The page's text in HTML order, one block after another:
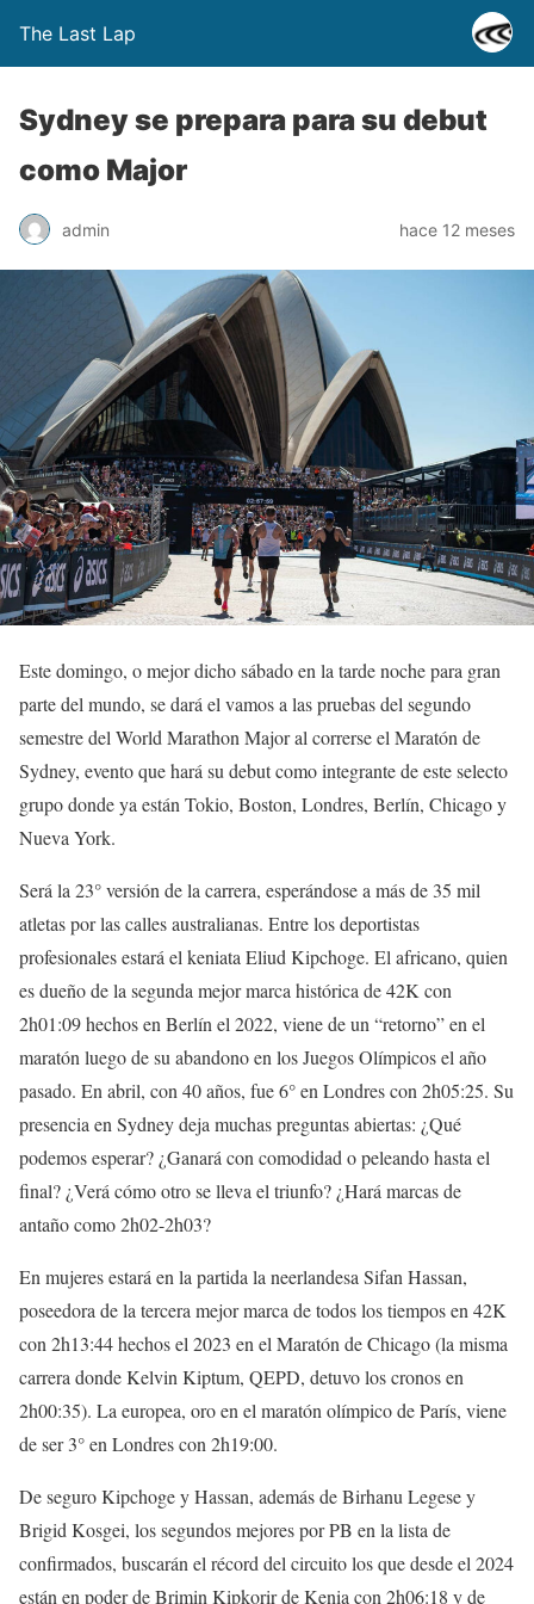
The Last Lap
Sydney se prepara para su debut
como Major
admin hace 12 meses
Este domingo, o mejor dicho sábado en la tarde noche para gran
parte del mundo, se dará el vamos a las pruebas del segundo
semestre del World Marathon Major al correrse el Maratón de
Sydney, evento que hará su debut como integrante de este selecto
grupo donde ya están Tokio, Boston, Londres, Berlín, Chicago y
Nueva York.
Será la 23° versión de la carrera, esperándose a más de 35 mil
atletas por las calles australianas. Entre los deportistas
profesionales estará el keniata Eliud Kipchoge. El africano, quien
es dueño de la segunda mejor marca histórica de 42K con
2h01:09 hechos en Berlín el 2022, viene de un “retorno” en el
maratón luego de su abandono en los Juegos Olímpicos el año
pasado. En abril, con 40 años, fue 6° en Londres con 2h05:25. Su
presencia en Sydney deja muchas preguntas abiertas: ¿Qué
podemos esperar? ¿Ganará con comodidad o peleando hasta el
final? ¿Verá cómo otro se lleva el triunfo? ¿Hará marcas de
antaño como 2h02-2h03?
En mujeres estará en la partida la neerlandesa Sifan Hassan,
poseedora de la tercera mejor marca de todos los tiempos en 42K
con 2h13:44 hechos el 2023 en el Maratón de Chicago (la misma
carrera donde Kelvin Kiptum, QEPD, detuvo los cronos en
2h00:35). La europea, oro en el maratón olímpico de París, viene
de ser 3° en Londres con 2h19:00.
De seguro Kipchoge y Hassan, además de Birhanu Legese y
Brigid Kosgei, los segundos mejores por PB en la lista de
confirmados, buscarán el récord del circuito los que desde el 2024
están en poder de Brimin Kipkorir de Kenia con 2h06:18 y de